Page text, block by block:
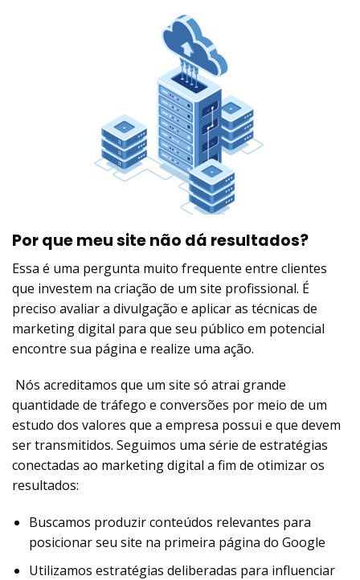
Por que meu site não dá resultados?
Essa é uma pergunta muito frequente entre clientes
que investem na criação de um site profissional. É
preciso avaliar a divulgação e aplicar as técnicas de
marketing digital para que seu público em potencial
encontre sua página e realize uma ação.
Nós acreditamos que um site só atrai grande
quantidade de tráfego e conversões por meio de um
estudo dos valores que a empresa possui e que devem
ser transmitidos. Seguimos uma série de estratégias
conectadas ao marketing digital a fim de otimizar os
resultados:
Buscamos produzir conteúdos relevantes para
posicionar seu site na primeira página do Google
Utilizamos estratégias deliberadas para influenciar